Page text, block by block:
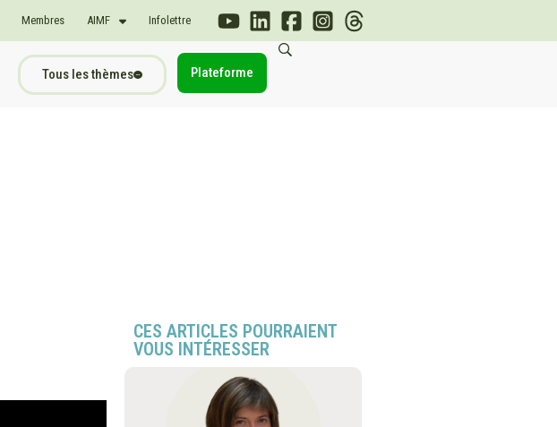
Membres AIMF Infolettre
Tous les thèmes Plateforme
CES ARTICLES POURRAIENT
VOUS INTÉRESSER